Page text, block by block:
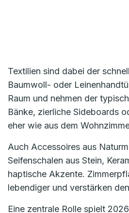
Textilien sind dabei der
Baumwoll- oder
Raum und nehmen der
Bänke, zierliche Sideboards
eher wie aus dem
Auch Accessoires aus
Seifenschalen aus Stein,
haptische Akzente.
lebendiger und verstärken
Eine zentrale Rolle spielt